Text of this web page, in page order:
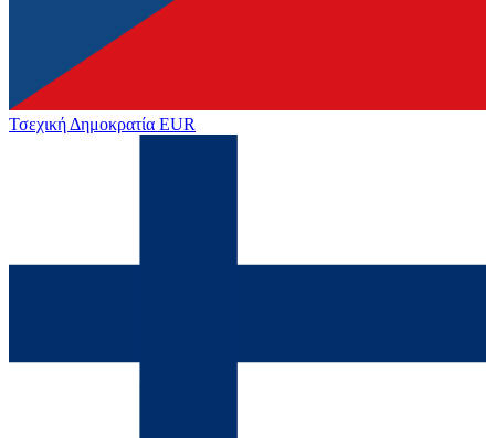
Τσεχική Δημοκρατία EUR